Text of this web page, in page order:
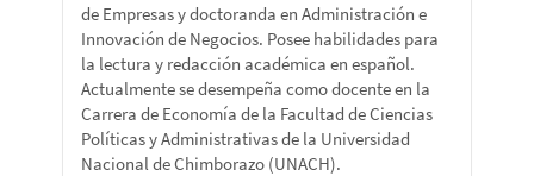
de Empresas y doctoranda en Administración e
Innovación de Negocios. Posee habilidades para
la lectura y redacción académica en español.
Actualmente se desempeña como docente en la
Carrera de Economía de la Facultad de Ciencias
Políticas y Administrativas de la Universidad
Nacional de Chimborazo (UNACH).